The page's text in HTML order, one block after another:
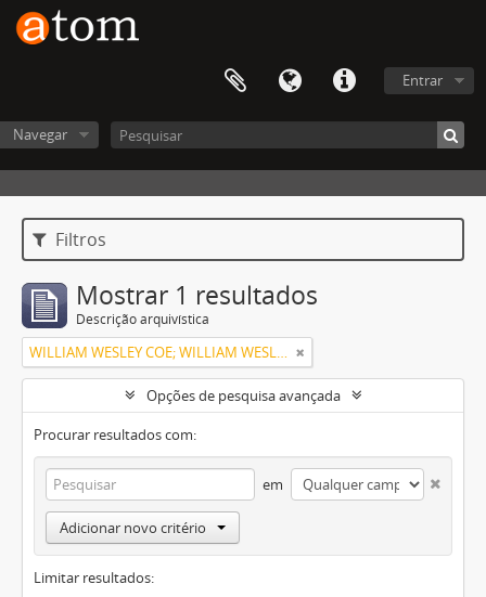
Entrar
Navegar
Filtros
Mostrar 1 resultados
Descrição arquivística
WILLIAM WESLEY COE; WILLIAM WESLEY COE JUNIOR
Opções de pesquisa avançada
Procurar resultados com:
em
Adicionar novo critério
Limitar resultados: